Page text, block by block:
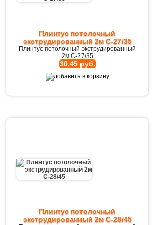
Плинтус потолочный
экструдированный 2м C-27/35
Плинтус потолочный экструдированный
2м C-27/35
30,45 руб.
Плинтус потолочный
экструдированный 2м C-28/45